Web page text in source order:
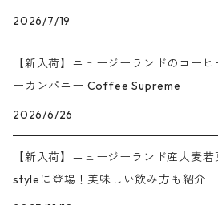
2026/7/19
【新入荷】ニュージーランドのコー
ーカンパニー Coffee Supreme
2026/6/26
【新入荷】ニュージーランド産大麦若
styleに登場！美味しい飲み方も紹介